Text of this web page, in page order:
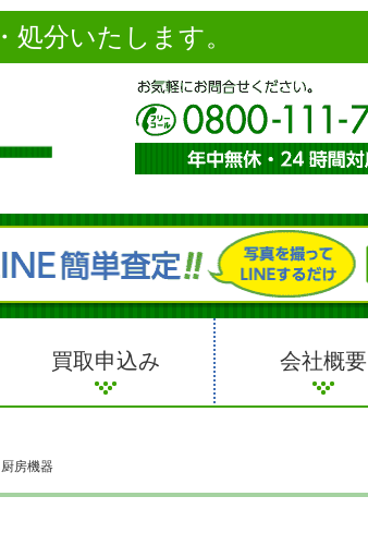
処分いたします。
買取申込み 会社概要
房機器